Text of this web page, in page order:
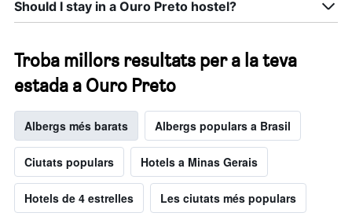
Should I stay in a Ouro Preto hostel?
Troba millors resultats per a la teva
estada a Ouro Preto
Albergs més barats Albergs populars a Brasil
Ciutats populars Hotels a Minas Gerais
Hotels de 4 estrelles Les ciutats més populars